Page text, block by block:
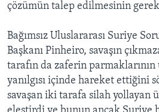
çözümün talep edilmesinin
Bağımsız Uluslararası Suriye
Başkanı Pinheiro, savaşın
tarafın da zaferin
yanılgısı içinde hareket ettiğini
savaşan iki tarafa silah yollayan